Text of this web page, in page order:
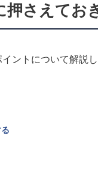
さえてお
ントについて解説し